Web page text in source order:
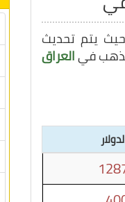
يتم تحديث
العراق